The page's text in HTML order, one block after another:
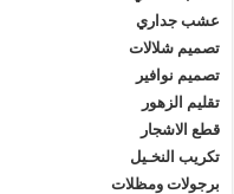
عشب جداري
تصميم شلالات
تصميم نوافير
تقليم الزهور
قطع الاشجار
تكريب النخـيل
برجولات ومظلات